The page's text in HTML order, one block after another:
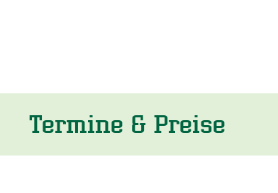
Termine & Preise